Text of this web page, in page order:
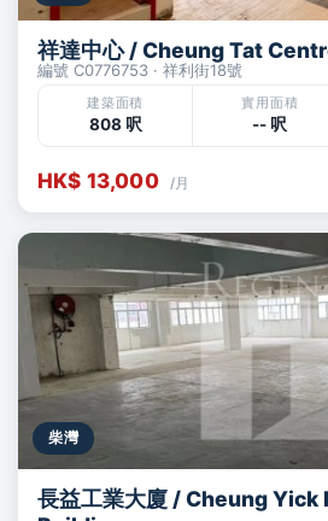
祥達中心 / Cheung Tat
編號 C0776753 · 祥利街18號
建築面積
808 呎
實用面積
-- 呎
HK$ 13,000 /月
柴灣
長益工業大廈 / Cheung